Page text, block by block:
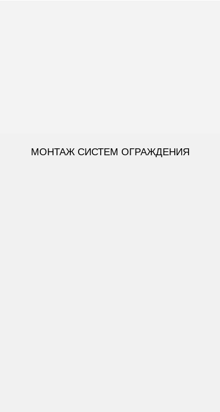
МОНТАЖ СИСТЕМ ОГРАЖДЕНИЯ